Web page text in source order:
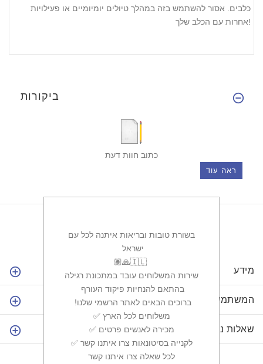
כלבים. אסור להשתמש בזה במהלך טיולים יומיומיים או פעילויות
אחרות עם הכלב שלך!
ביקורות
כתוב חוות דעת
ראה עוד
מידע
המשתמש שלי
שאלות נפוצות
בשורת טובות ובריאות איתנה לכל עם
ישראל ‏
שירות המשלוחים עובד במתכונת רגילה
בהתאם להנחיות פיקוד העורף ‏
ברוכים הבאים לאתר הרשמי שלנו! ‏
✅משלוחים לכל הארץ ‏
✅מכירה לאנשים פרטים ‏
✅לקנייה בסיטונאות צרו איתנו קשר ‏
לכל שאלה צרו איתנו קשר